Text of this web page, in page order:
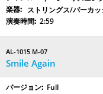
ストリングス/パーカ
2:59
AL-1015 M-07
Smile Again
Full